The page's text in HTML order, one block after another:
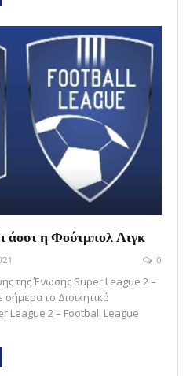
άουτ η Φούτμπολ Λιγκ
0
της Ένωσης Super League 2 –
το Διοικητικό
League 2 – Football League